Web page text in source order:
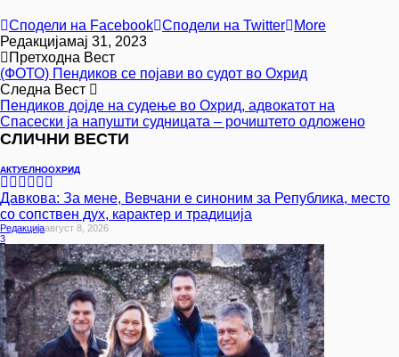
Сподели на Facebook Сподели на Twitter
More
Редакцијамај 31, 2023
Претходна Вест
(ФОТО) Пендиков се појави во судот во Охрид
Следна Вест
Пендиков дојде на судење во Охрид, адвокатот на
Спасески ја напушти судницата – рочиштето одложено
СЛИЧНИ ВЕСТИ
АКТУЕЛНООХРИД
Давкова: За мене, Вевчани е синоним за Република, место
со сопствен дух, карактер и традиција
РедакцијаАвгуст 8, 2026
3